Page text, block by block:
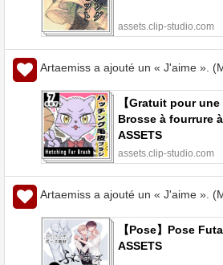
assets.clip-studio.com
Artaemiss a ajouté un « J'aime ».
【Gratuit pour une
Brosse à fourrure
ASSETS
assets.clip-studio.com
Artaemiss a ajouté un « J'aime ».
【Pose】Pose
ASSETS